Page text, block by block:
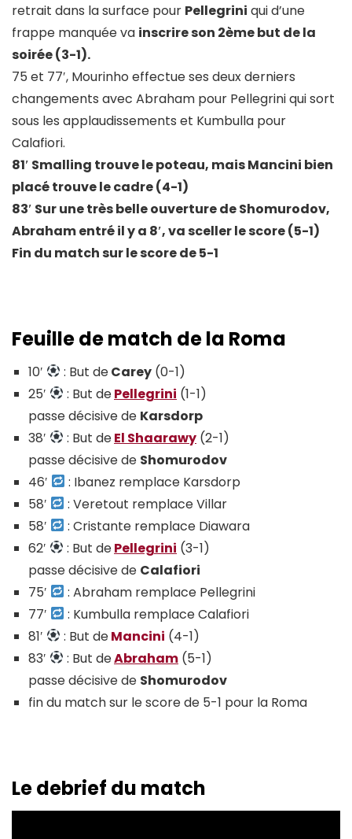
retrait dans la surface pour Pellegrini qui d’une
frappe manquée va inscrire son 2ème but de la
soirée (3-1).
75 et 77′, Mourinho effectue ses deux derniers
changements avec Abraham pour Pellegrini qui sort
sous les applaudissements et Kumbulla pour
Calafiori.
81′ Smalling trouve le poteau, mais Mancini bien
placé trouve le cadre (4-1)
83′ Sur une très belle ouverture de Shomurodov,
Abraham entré il y a 8′, va sceller le score (5-1)
Fin du match sur le score de 5-1
Feuille de match de la Roma
10′ : But deCarey (0-1)
25′
: But dePellegrini (1-1)
passe décisive de Karsdorp
38′
: But deEl Shaarawy (2-1)
passe décisive de Shomurodov
46′
: Ibanez remplace Karsdorp
58′
: Veretout remplace Villar
58′
: Cristante remplace Diawara
62′
: But dePellegrini (3-1)
passe décisive de Calafiori
75′
: Abraham remplace Pellegrini
77′
: Kumbulla remplace Calafiori
81′
: But deMancini (4-1)
83′
: But deAbraham (5-1)
passe décisive de Shomurodov
fin du match sur le score de 5-1 pour la Roma
Le debrief du match